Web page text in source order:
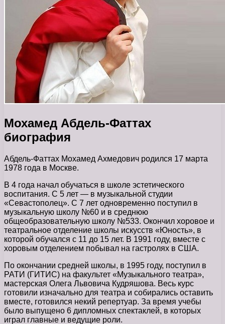
Мохамед Абдель-Фаттах
биография
Абдель-Фаттах Мохамед Ахмедович родился 17 марта
1978 года в Москве.
В 4 года начал обучаться в школе эстетического
воспитания. С 5 лет — в музыкальной студии
«Севастополец». С 7 лет одновременно поступил в
музыкальную школу №60 и в среднюю
общеобразовательную школу №533. Окончил хоровое и
театральное отделение школы искусств «Юность», в
которой обучался с 11 до 15 лет. В 1991 году, вместе с
хоровым отделением побывал на гастролях в США.
По окончании средней школы, в 1995 году, поступил в
РАТИ (ГИТИС) на факультет «Музыкального театра»,
мастерская Олега Львовича Кудряшова. Весь курс
готовили изначально для театра и собирались оставить
вместе, готовился некий репертуар. За время учебы
было выпущено 6 дипломных спектаклей, в которых
играл главные и ведущие роли.